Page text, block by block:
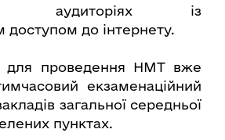
аудиторіях із
доступом до інтернету.
для проведення НМТ вже
екзаменаційний
загальної середньої
пунктах.